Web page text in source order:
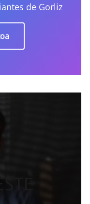
de Gorliz